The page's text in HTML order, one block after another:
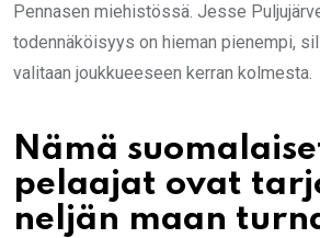
Pennasen miehistössä. Jesse
todennäköisyys on hieman pienempi,
valitaan joukkueeseen kerran kolmesta.
Nämä
pelaajat ovat
neljän maan